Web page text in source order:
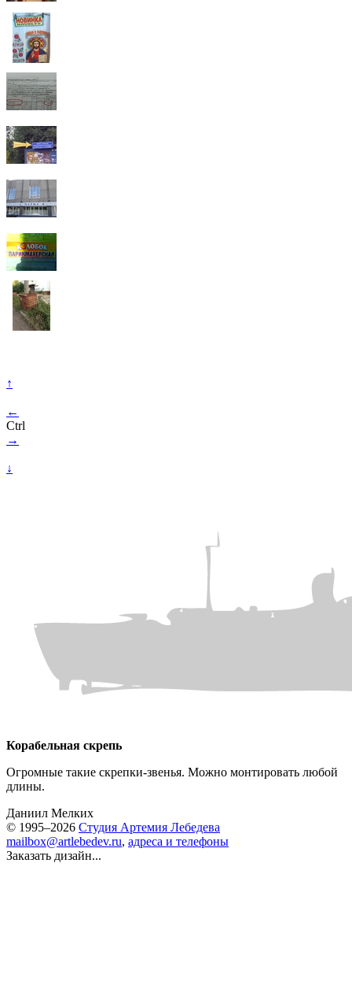
↑
←
Ctrl
→
↓
Корабельная скрепь
Огромные такие скрепки-звенья. Можно монтировать любой
длины.
Даниил Мелких
© 1995–2026 Студия Артемия Лебедева
mailbox@artlebedev.ru, адреса и телефоны
Заказать дизайн...